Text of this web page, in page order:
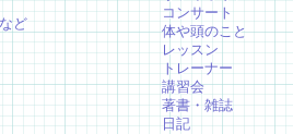
ど
コンサート
体や頭のこと
レッスン
トレーナー
講習会
著書・雑誌
日記